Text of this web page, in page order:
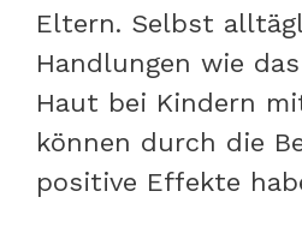
Eltern. Selbst
Handlungen wie
Haut bei Kindern
können durch die
positive Effekte